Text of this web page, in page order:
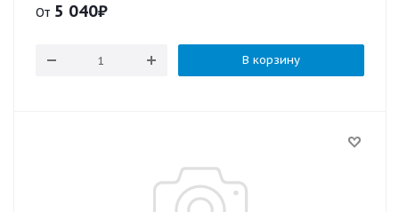
От 5 040₽
В корзину